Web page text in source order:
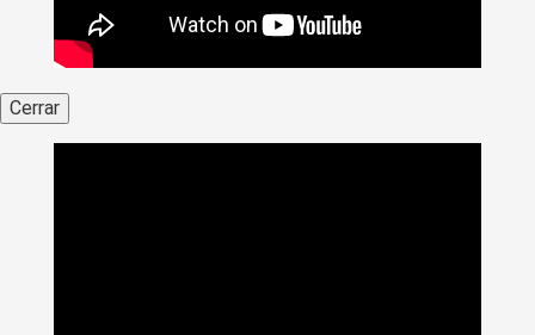
Cerrar